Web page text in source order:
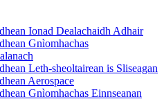
Ionad Dealachaidh Adhair
Gnìomhachas
Leth-sheoltairean is Sliseagan
Aerospace
Gnìomhachas Einnseanan